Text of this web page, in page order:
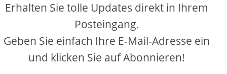
Erhalten Sie tolle Updates direkt in Ihrem
Posteingang.
Geben Sie einfach Ihre E-Mail-Adresse ein
und klicken Sie auf Abonnieren!